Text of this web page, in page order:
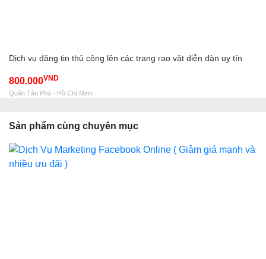
Dịch vụ đăng tin thủ công lên các trang rao vặt diễn đàn uy tín
800.000VND
Quận Tân Phú - Hồ Chí Minh
Sản phẩm cùng chuyên mục